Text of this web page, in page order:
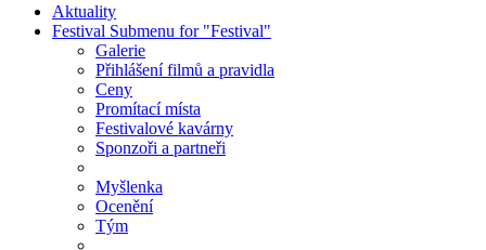
Aktuality
Festival Submenu for "Festival"
Galerie
Přihlášení filmů a pravidla
Ceny
Promítací místa
Festivalové kavárny
Sponzoři a partneři
Myšlenka
Ocenění
Tým